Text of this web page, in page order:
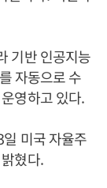
기반 인공지능
자동으로 수
영하고 있다.
미국 자율주
혔다.